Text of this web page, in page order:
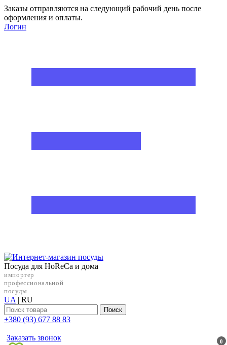
Заказы отправляются на следующий рабочий день после
оформления и оплаты.
Логин
Посуда для HoReCa и дома
импортер
профессиональной
посуды
UA | RU
Поиск
+38‎0 (93) 677 88 83
Заказать звонок 0